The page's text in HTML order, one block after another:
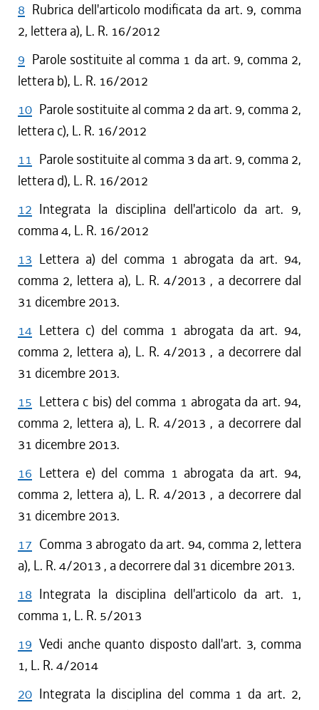
8 Rubrica dell'articolo modificata da art. 9, comma
2, lettera a), L. R. 16/2012
9 Parole sostituite al comma 1 da art. 9, comma 2,
lettera b), L. R. 16/2012
10 Parole sostituite al comma 2 da art. 9, comma 2,
lettera c), L. R. 16/2012
11 Parole sostituite al comma 3 da art. 9, comma 2,
lettera d), L. R. 16/2012
12 Integrata la disciplina dell'articolo da art. 9,
comma 4, L. R. 16/2012
13 Lettera a) del comma 1 abrogata da art. 94,
comma 2, lettera a), L. R. 4/2013 , a decorrere dal
31 dicembre 2013.
14 Lettera c) del comma 1 abrogata da art. 94,
comma 2, lettera a), L. R. 4/2013 , a decorrere dal
31 dicembre 2013.
15 Lettera c bis) del comma 1 abrogata da art. 94,
comma 2, lettera a), L. R. 4/2013 , a decorrere dal
31 dicembre 2013.
16 Lettera e) del comma 1 abrogata da art. 94,
comma 2, lettera a), L. R. 4/2013 , a decorrere dal
31 dicembre 2013.
17 Comma 3 abrogato da art. 94, comma 2, lettera
a), L. R. 4/2013 , a decorrere dal 31 dicembre 2013.
18 Integrata la disciplina dell'articolo da art. 1,
comma 1, L. R. 5/2013
19 Vedi anche quanto disposto dall'art. 3, comma
1, L. R. 4/2014
20 Integrata la disciplina del comma 1 da art. 2,